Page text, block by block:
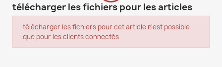
télécharger les fichiers pour les articles
télécharger les fichiers pour cet article n'est possible
que pour les clients connectés